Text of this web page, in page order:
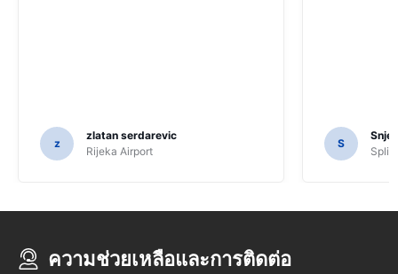
z
zlatan serdarevic
Rijeka Airport
S
Split
ความช่วยเหลือและการติดต่อ